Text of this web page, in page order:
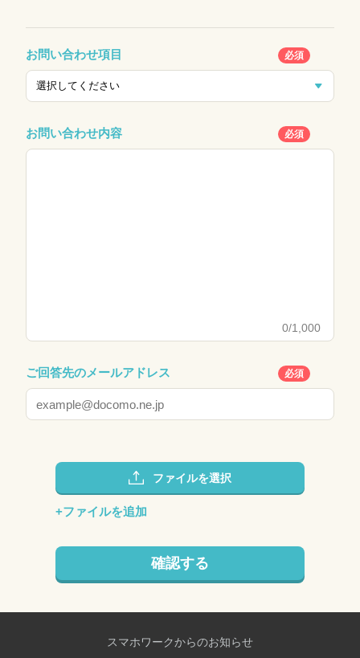
お問い合わせ項目 必須
お問い合わせ内容 必須
0/1,000
ご回答先のメールアドレス 必須
ファイルを選択
+ファイルを追加
確認する
スマホワークからのお知らせ